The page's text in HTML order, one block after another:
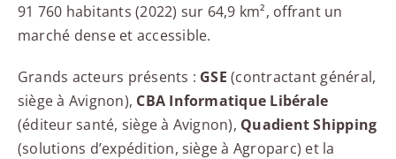
91 760 habitants (2022) sur 64,9 km², offrant un
marché dense et accessible.
Grands acteurs présents : GSE (contractant général,
siège à Avignon), CBA Informatique Libérale
(éditeur santé, siège à Avignon), Quadient Shipping
(solutions d’expédition, siège à Agroparc) et la